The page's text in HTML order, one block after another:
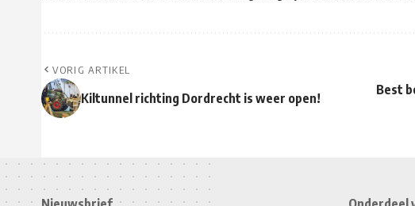
VORIG ARTIKEL
Kiltunnel richting Dordrecht is weer open!
Best